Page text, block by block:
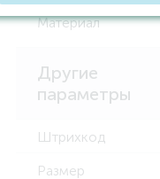
Материал
Другие
параметры
Штрихкод
Размер